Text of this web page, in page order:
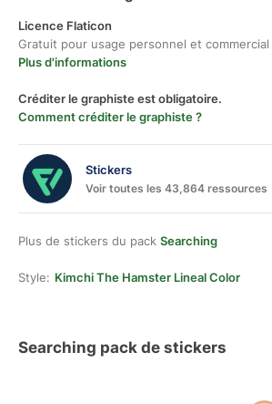
Licence Flaticon
Gratuit pour usage personnel et
Plus d'informations
Créditer le graphiste est obligatoire.
Comment créditer le graphiste ?
Stickers
Voir toutes les 43,864 ressources
Plus de stickers du pack Searching
Style: Kimchi The Hamster Lineal Color
Searching pack de stickers